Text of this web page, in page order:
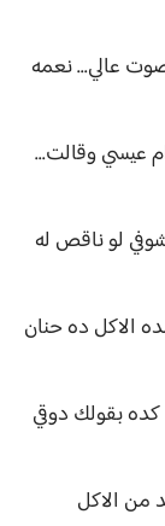
عالي... نعمه
عيسي وقالت...
لو ناقص له
الاكل ده حنان
بقولك دوقي
من الاكل